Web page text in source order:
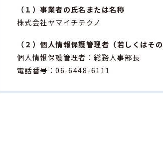
（１）事業者の氏名または名称
株式会社ヤマイチテクノ
（２）個人情報保護管理者（若しくはそ
個人情報保護管理者：総務人事部長
電話番号：06-6448-6111
（３）個人情報の利用目的
1、お問い合わせ、ご相談、ご要